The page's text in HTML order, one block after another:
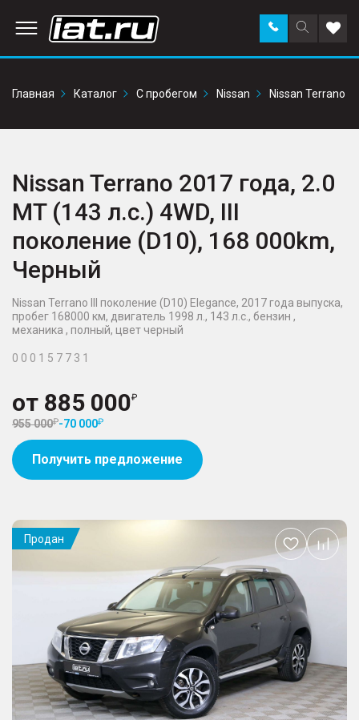
Поиск
по
Заказать
звонок в
Главная
Каталог С пробегом Nissan Nissan Terrano
Nissan Terrano 2017 года, 2.0
MT (143 л.с.) 4WD, III
поколение (D10), 168 000km,
Черный
Nissan Terrano III поколение (D10) Elegance, 2017 года выпуска,
пробег 168000 км, двигатель 1998 л., 143 л.с., бензин ,
механика , полный, цвет черный
0 0 0 1 5 7 7 3 1
от 885 000
955 000 -70 000
Получить предложение
Продан
Добавить
в
избранное